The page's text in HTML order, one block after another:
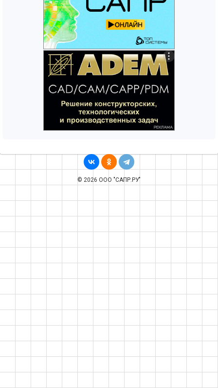
© 2026 ООО "САПР.РУ"